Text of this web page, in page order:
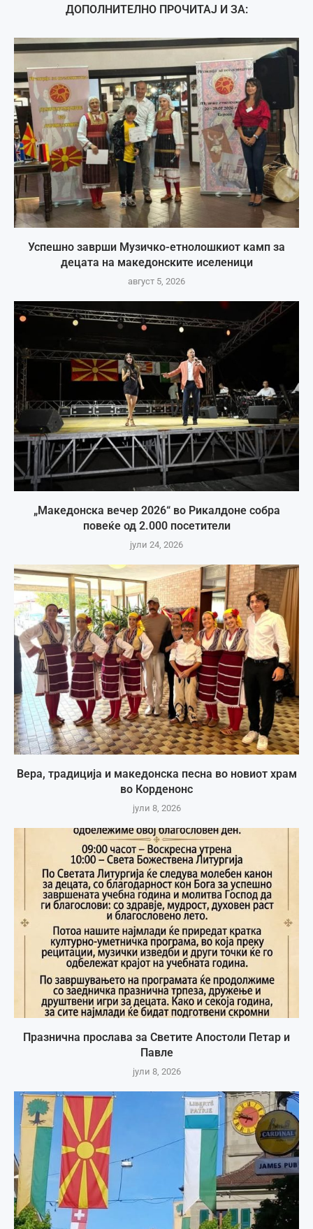
ДОПОЛНИТЕЛНО ПРОЧИТАЈ И ЗА:
Успешно заврши Музичко-етнолошкиот камп за
децата на македонските иселеници
август 5, 2026
„Македонска вечер 2026“ во Рикалдоне собра
повеќе од 2.000 посетители
јули 24, 2026
Вера, традиција и македонска песна во новиот храм
во Корденонс
јули 8, 2026
Празнична прослава за Светите Апостоли Петар и
Павле
јули 8, 2026